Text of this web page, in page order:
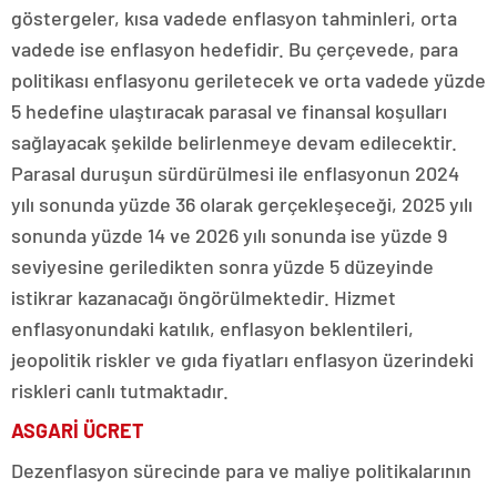
göstergeler, kısa vadede enflasyon tahminleri, orta
vadede ise enflasyon hedefidir. Bu çerçevede, para
politikası enflasyonu geriletecek ve orta vadede yüzde
5 hedefine ulaştıracak parasal ve finansal koşulları
sağlayacak şekilde belirlenmeye devam edilecektir.
Parasal duruşun sürdürülmesi ile enflasyonun 2024
yılı sonunda yüzde 36 olarak gerçekleşeceği, 2025 yılı
sonunda yüzde 14 ve 2026 yılı sonunda ise yüzde 9
seviyesine geriledikten sonra yüzde 5 düzeyinde
istikrar kazanacağı öngörülmektedir. Hizmet
enflasyonundaki katılık, enflasyon beklentileri,
jeopolitik riskler ve gıda fiyatları enflasyon üzerindeki
riskleri canlı tutmaktadır.
ASGARİ ÜCRET
Dezenflasyon sürecinde para ve maliye politikalarının